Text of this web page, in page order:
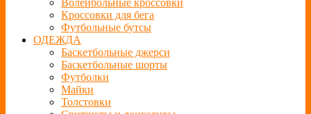
Кроссовки для бега
Футбольные бутсы
ОДЕЖДА
Баскетбольные джерси
Баскетбольные шорты
Футболки
Майки
Толстовки